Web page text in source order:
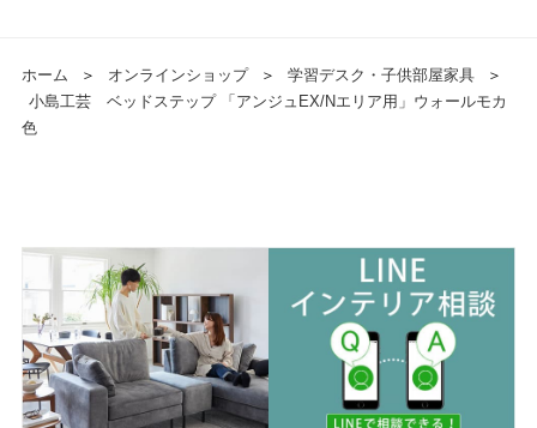
ホーム ＞ オンラインショップ ＞ 学習デスク・子供部屋家具
＞
小島工芸 ベッドステップ 「アンジュEX/Nエリア用」ウォールモカ
色